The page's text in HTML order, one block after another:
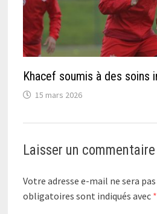
Khacef soumis à des soins
15 mars 2026
Laisser un commentaire
Votre adresse e-mail ne sera
obligatoires sont indiqués avec *